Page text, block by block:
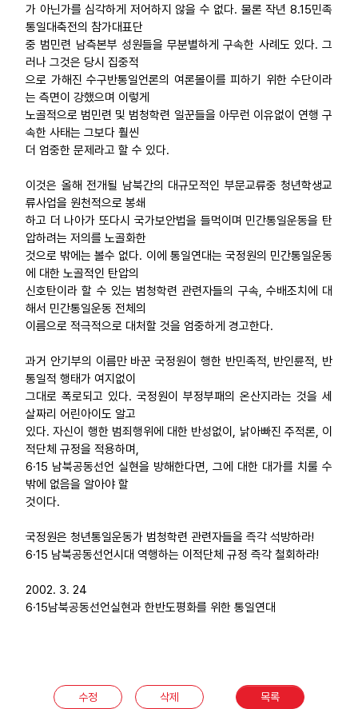
가 아닌가를 심각하게 저어하지 않을 수 없다. 물론 작년 8.15민족
통일대축전의 참가대표단
중 범민련 남측본부 성원들을 무분별하게 구속한 사례도 있다. 그
러나 그것은 당시 집중적
으로 가해진 수구반통일언론의 여론몰이를 피하기 위한 수단이라
는 측면이 강했으며 이렇게
노골적으로 범민련 및 범청학련 일꾼들을 아무런 이유없이 연행 구
속한 사태는 그보다 훨씬
더 엄중한 문제라고 할 수 있다.
이것은 올해 전개될 남북간의 대규모적인 부문교류중 청년학생교
류사업을 원천적으로 봉쇄
하고 더 나아가 또다시 국가보안법을 들먹이며 민간통일운동을 탄
압하려는 저의를 노골화한
것으로 밖에는 볼수 없다. 이에 통일연대는 국정원의 민간통일운동
에 대한 노골적인 탄압의
신호탄이라 할 수 있는 범청학련 관련자들의 구속, 수배조치에 대
해서 민간통일운동 전체의
이름으로 적극적으로 대처할 것을 엄중하게 경고한다.
과거 안기부의 이름만 바꾼 국정원이 행한 반민족적, 반인륜적, 반
통일적 행태가 여지없이
그대로 폭로되고 있다. 국정원이 부정부패의 온산지라는 것을 세
살짜리 어린아이도 알고
있다. 자신이 행한 범죄행위에 대한 반성없이, 낡아빠진 주적론, 이
적단체 규정을 적용하며,
6·15 남북공동선언 실현을 방해한다면, 그에 대한 대가를 치룰 수
밖에 없음을 알아야 할
것이다.
국정원은 청년통일운동가 범청학련 관련자들을 즉각 석방하라!
6·15 남북공동선언시대 역행하는 이적단체 규정 즉각 철회하라!
2002. 3. 24
6·15남북공동선언실현과 한반도평화를 위한 통일연대
수정 삭제 목록